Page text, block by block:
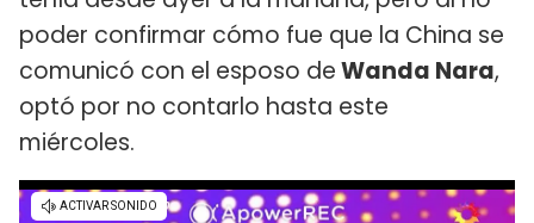
poder confirmar cómo fue que la China se
comunicó con el esposo deWanda Nara,
optó por no contarlo hasta este
miércoles.